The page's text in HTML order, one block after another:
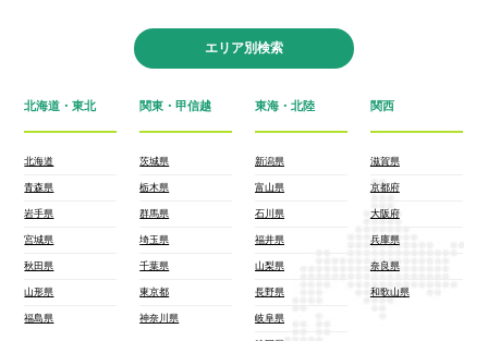
エリア別検索
北海道・東北
北海道
青森県
岩手県
宮城県
秋田県
山形県
福島県
関東・甲信越
茨城県
栃木県
群馬県
埼玉県
千葉県
東京都
神奈川県
東海・北陸
新潟県
富山県
石川県
福井県
山梨県
長野県
岐阜県
関西
滋賀県
京都府
大阪府
兵庫県
奈良県
和歌山県